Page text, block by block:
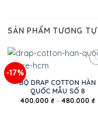
SẢN PHẨM TƯƠNG TỰ
-17%
BỘ DRAP COTTON HÀN
QUỐC MẪU SỐ 8
400.000 ₫–480.000 ₫